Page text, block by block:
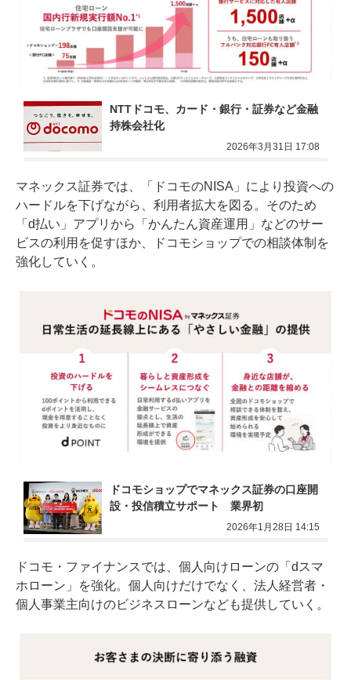
NTTドコモ、カード・銀行・証券など金融
持株会社化
2026年3月31日 17:08
マネックス証券では、「ドコモのNISA」により投資への
ハードルを下げながら、利用者拡大を図る。そのため
「d払い」アプリから「かんたん資産運用」などのサー
ビスの利用を促すほか、ドコモショップでの相談体制を
強化していく。
ドコモショップでマネックス証券の口座開
設・投信積立サポート　業界初
2026年1月28日 14:15
ドコモ・ファイナンスでは、個人向けローンの「dスマ
ホローン」を強化。個人向けだけでなく、法人経営者・
個人事業主向けのビジネスローンなども提供していく。